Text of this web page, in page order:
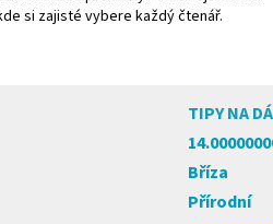
si zajisté vybere každý čtenář.
TIPY NA
Bříza
Přírodní